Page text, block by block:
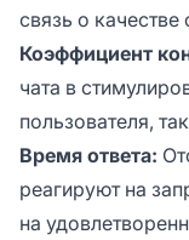
связь о
Коэффициент
чата в
пользователя,
Время ответа:
реагируют на
на